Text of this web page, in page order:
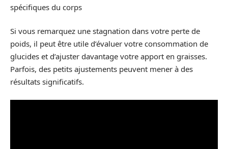
spécifiques du corps
Si vous remarquez une stagnation dans votre perte de
poids, il peut être utile d’évaluer votre consommation de
glucides et d’ajuster davantage votre apport en graisses.
Parfois, des petits ajustements peuvent mener à des
résultats significatifs.